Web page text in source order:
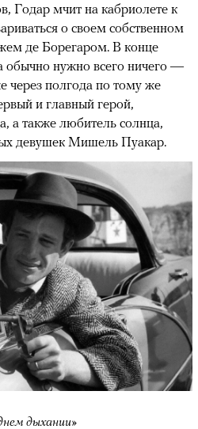
Годар мчит на кабриолете к
о своем собственном
де Борегаром. В конце
обычно нужно всего ничего —
через полгода по тому же
и главный герой,
а также любитель солнца,
девушек Мишель Пуакар.
дыхании»